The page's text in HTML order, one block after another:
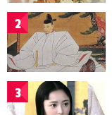
2
3